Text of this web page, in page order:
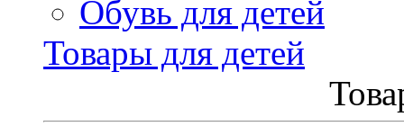
Обувь для детей
Товары для детей